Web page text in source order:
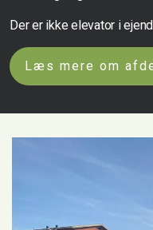
Der er ikke elevator i
Læs mere om